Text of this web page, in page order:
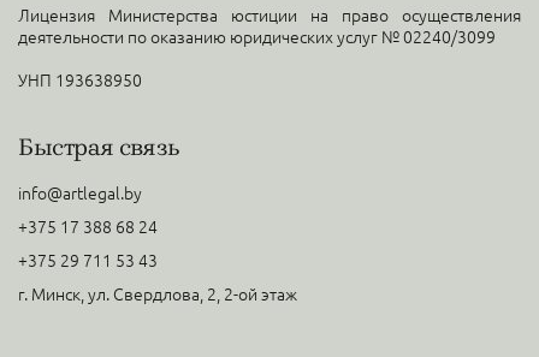
Лицензия Министерства юстиции на право осуществления
деятельности по оказанию юридических услуг № 02240/3099
УНП 193638950
Быстрая связь
info@artlegal.by
+375 17 388 68 24
+375 29 711 53 43
г. Минск, ул. Свердлова, 2, 2-ой этаж